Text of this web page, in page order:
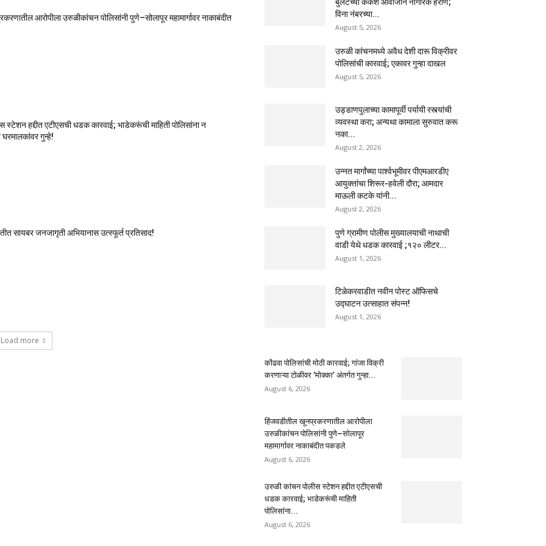
आरोपीला उरुळीकांचन पोलिसांनी पुणे–सोलापूर महामार्गावर नाकाबंदीत
स्टेशन हद्दीत एटीएसची धडक कारवाई; भाडेकरूंची माहिती पोलिसांना न
घरमालकांवर गुन्हे!
सायबर जनजागृती अभियानास उत्स्फूर्त प्रतिसाद!
Load more
विना नंबरच्या...
August 5, 2026
उरुळी कांचनमध्ये अवैध देशी दारू विक्रीवर
पोलिसांची कारवाई; एकावर गुन्हा दाखल
August 5, 2026
उड्डाणपुलाच्या कामापूर्वी पर्यायी रस्त्यांची
व्यवस्था करा; अन्यथा कामाला सुरुवात करू
नका...
August 2, 2026
उन्नत मार्गांच्या पार्श्वभूमीवर पीएमआरडीए
आयुक्तांचा शिरूर-हवेली दौरा; आमदार
माऊली कटके यांनी...
August 2, 2026
पुणे ग्रामीण पोलीस मुख्यालयाची नाथाची
वाडी येथे धडक कारवाई ;१२० लीटर...
August 1, 2026
टिळेकरवाडीत नवीन पोस्ट ऑफिसचे
उद्घाटन उत्साहात संपन्न!
August 1, 2026
कोंढवा पोलिसांची मोठी कारवाई; गांजा विक्री
करणाऱ्या टोळीवर ‘मोक्का’ अंतर्गत गुन्हा...
August 6, 2026
हिंजवडीतील खूनप्रकरणातील आरोपीला
उरुळीकांचन पोलिसांनी पुणे–सोलापूर
महामार्गावर नाकाबंदीत पकडले
August 6, 2026
उरुळी कांचन पोलीस स्टेशन हद्दीत एटीएसची
धडक कारवाई; भाडेकरूंची माहिती
पोलिसांना...
August 6, 2026